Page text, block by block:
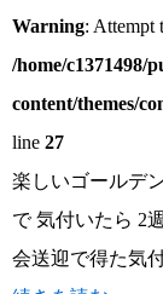
Warning: Attempt
/home/c1371498/
content/themes/
line 27
楽しいゴールデ
で 気付いたら
会送迎で得た気